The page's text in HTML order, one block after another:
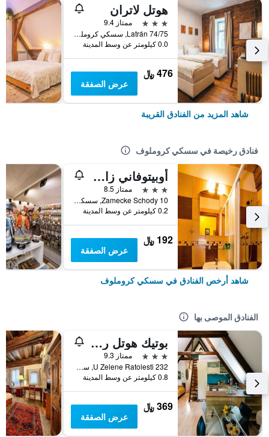
هوتل لاتران
3 نجوم
ممتاز 9.4
Latrán 74/75, سسكي كروملوف, منطقة جنوب بوهيميا, جمهورية التشيك
0.0 كيلومتر عن وسط المدينة
476 ﷼
عرض الصفقة
شاهد المزيد من الفنادق القريبة
فنادق رخيصة في سسكي كروملوف
أوبيتوفاني زاميتسكي شودي
3 نجوم
ممتاز 8.5
Zamecke Schody 10, سسكي كروملوف, منطقة جنوب بوهيميا, جمهورية التشيك
0.2 كيلومتر عن وسط المدينة
192 ﷼
عرض الصفقة
شاهد أرخص الفنادق في سسكي كروملوف
الفنادق الموصى بها
بوتيك هوتل رومانتيك
3 نجوم
ممتاز 9.3
U Zelene Ratolesti 232, سسكي كروملوف, منطقة جنوب بوهيميا, جمهورية التشيك
0.8 كيلومتر عن وسط المدينة
369 ﷼
عرض الصفقة